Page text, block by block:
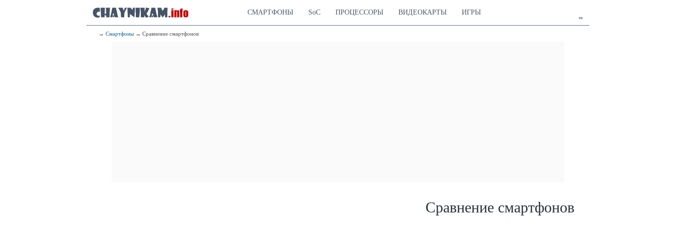
ru
СМАРТФОНЫ SoC ПРОЦЕССОРЫ ВИДЕОКАРТЫ ИГРЫ
→ Смартфоны → Сравнение смартфонов
Сравнение смартфонов